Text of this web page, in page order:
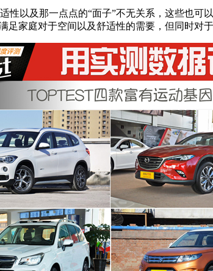
性以及那一点点的“面子”不无关系，这些也可
家庭对于空间以及舒适性的需要，但同时对